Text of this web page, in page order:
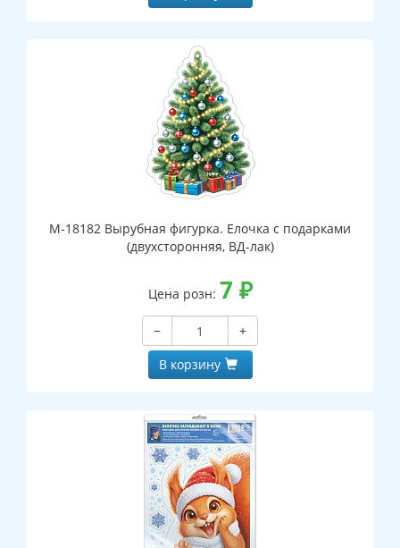
М-18182 Вырубная фигурка. Елочка с подарками
(двухсторонняя, ВД-лак)
Цена розн: 7 ₽
−
+
В корзину